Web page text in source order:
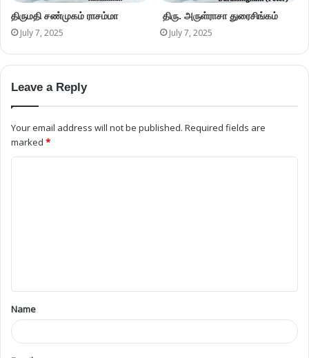
திருமதி சண்முகம் ராசம்மா
July 7, 2025
திரு. அருள்ராசா துரைசிங்கம்
July 7, 2025
Leave a Reply
Your email address will not be published. Required fields are
marked *
Name